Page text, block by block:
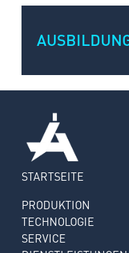
STARTSEITE
PRODUKTION
TECHNOLOGIE
SERVICE